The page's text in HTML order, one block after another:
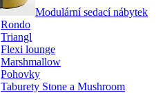
Modulární sedací nábytek
Rondo
Triangl
Flexi lounge
Marshmallow
Pohovky
Taburety Stone a Mushroom